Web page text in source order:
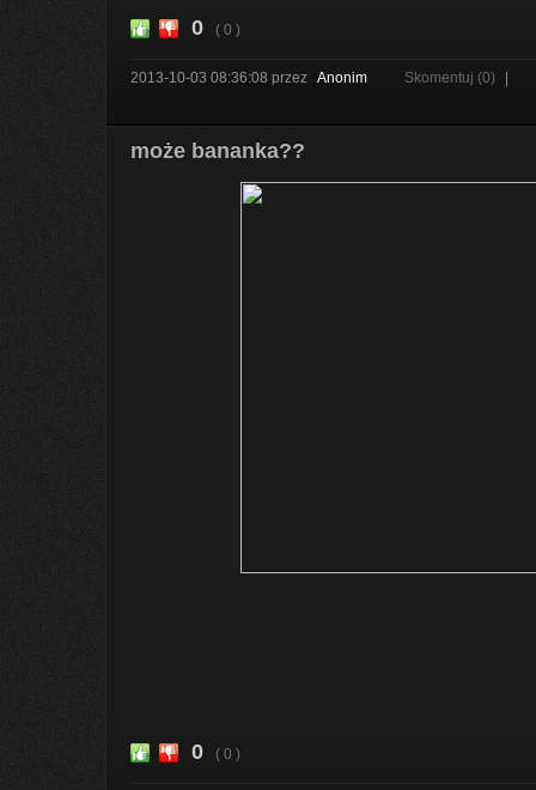
0 ( 0 )
2013-10-03 08:36:08 przez Anonim Skomentuj (0)
może bananka??
0 ( 0 )